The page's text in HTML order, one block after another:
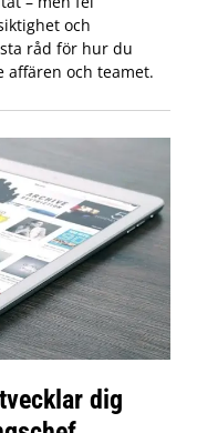
och
råd för hur du
affären och teamet.
dig